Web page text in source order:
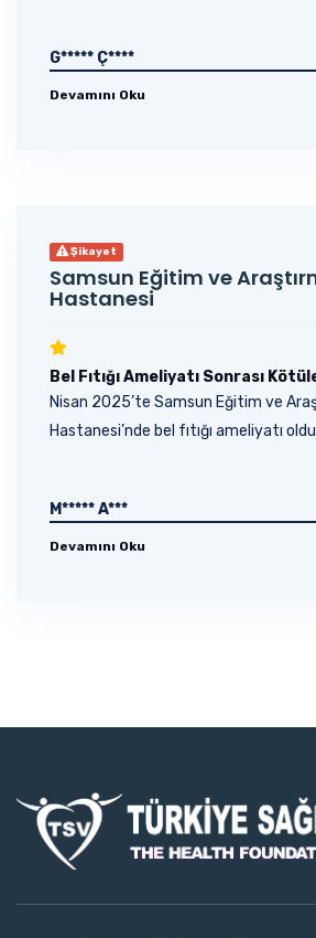
G***** Ç****
Devamını Oku
Şikayet
Samsun Eğitim ve
Hastanesi
Bel Fıtığı Ameliyatı Sonrası
Nisan 2025’te Samsun Eğitim ve
Hastanesi’nde bel fıtığı ameliyatı
M***** A***
Devamını Oku